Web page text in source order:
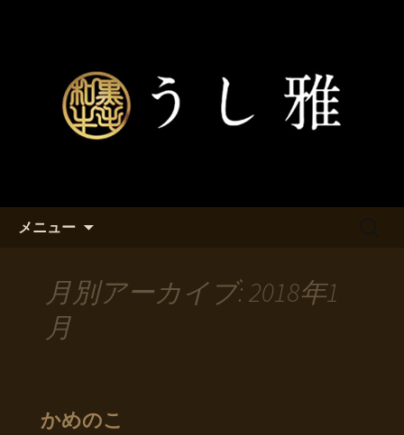
浜松町の焼肉店『うし雅』より
お知らせ
メニュー
月別アーカイブ: 2018年1
月
かめのこ